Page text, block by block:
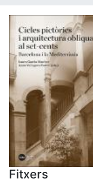
Fitxers